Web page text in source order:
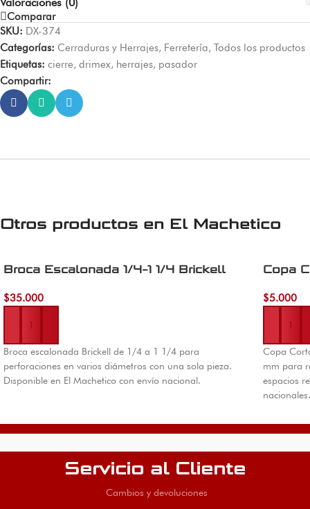
Comparar
SKU: DX-374
Categorías: Cerraduras y Herrajes, Ferretería, Todos los productos
Etiquetas: cierre, drimex, herrajes, pasador
Compartir:
Otros productos en El Machetico
Broca Escalonada 1/4-1 1/4 Brickell
$35.000
Añadir al carrito
Broca escalonada Brickell de 1/4 a 1 1/4 para
perforaciones en varios diámetros con una sola pieza.
Disponible en El Machetico con envío nacional.
Copa
$5.000
Añadir al
Copa
mm para
espacios
nacionales.
Servicio al Cliente
Cambios y devoluciones